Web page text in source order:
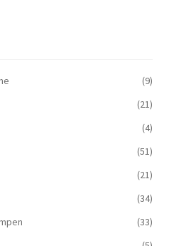
(9)
(21)
(4)
(51)
(21)
(34)
(33)